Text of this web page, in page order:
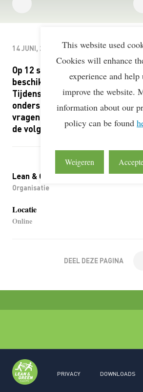
Lean & Green
Organisatie
Locatie
Online
14 JUNI, 2023
Op 12 september is het Lean &
beschikbaar voor individuele
Tijdens deze inloopuren geven
ondersteuning op maat en
vragen. Je kunt deze
de volgende
link.
DEEL DEZE PAGINA
PRIVACY DOWNLOADS
This website used
Cookies will enhance
experience and help
improve the website.
information about our
policy can be found
Weigeren